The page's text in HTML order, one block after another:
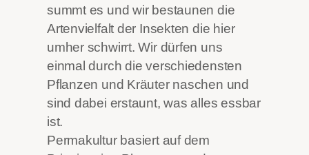
summt es und wir bestaunen die
Artenvielfalt der Insekten die hier
umher schwirrt. Wir dürfen uns
einmal durch die verschiedensten
Pflanzen und Kräuter naschen und
sind dabei erstaunt, was alles essbar
ist.
Permakultur basiert auf dem